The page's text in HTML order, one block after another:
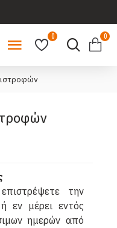
0 0
την
εν μέρει εντός
ημερών από